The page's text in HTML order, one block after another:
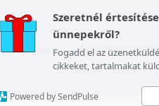
Szeretnél
ünnepekről?
Fogadd el az
cikkeket, tartalmakat
Powered by SendPulse
Karácsony További